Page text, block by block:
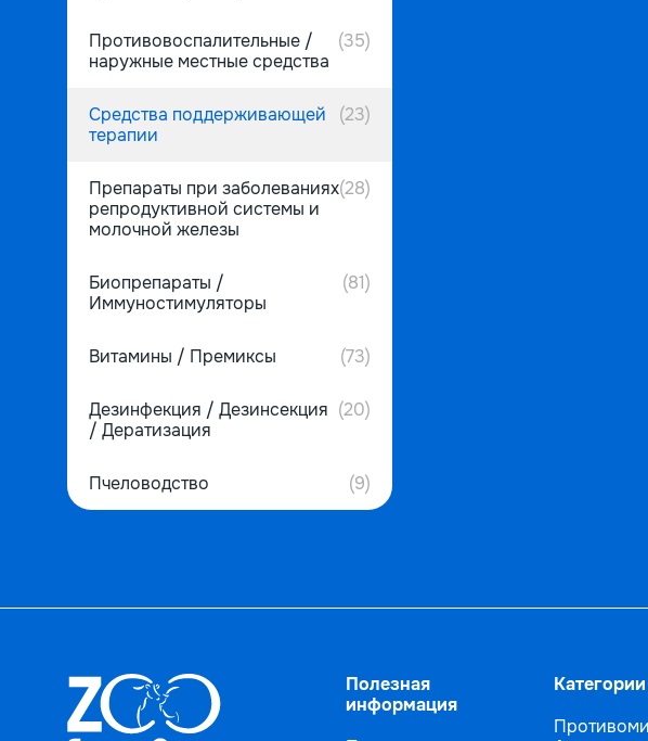
Противовоспалительные /
наружные местные средства
(35)
Средства поддерживающей
терапии
(23)
Препараты при заболеваниях
репродуктивной системы и
молочной железы
(28)
Биопрепараты /
Иммуностимуляторы
(81)
Витамины / Премиксы (73)
Дезинфекция / Дезинсекция
/ Дератизация
(20)
Пчеловодство (9)
Полезная
информация